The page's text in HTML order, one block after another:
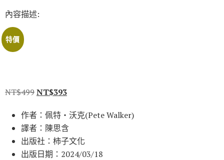
內容描述:
特價
NT$499NT$393
作者：佩特‧沃克(Pete Walker)
譯者：陳思含
出版社：柿子文化
出版日期：2024/03/18